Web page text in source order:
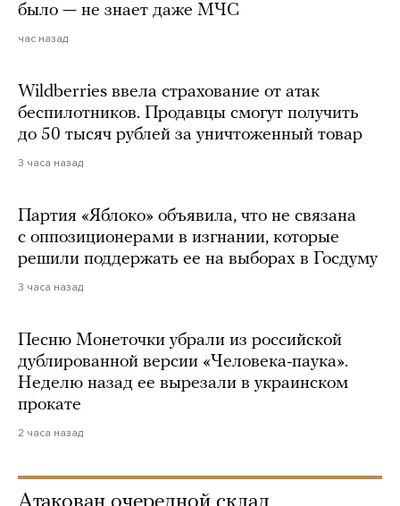
было — не знает даже МЧС
час назад
Wildberries ввела страхование от атак
беспилотников. Продавцы смогут получить
до 50 тысяч рублей за уничтоженный товар
3 часа назад
Партия «Яблоко» объявила, что не связана
с оппозиционерами в изгнании, которые
решили поддержать ее на выборах в Госдуму
3 часа назад
Песню Монеточки убрали из российской
дублированной версии «Человека-паука».
Неделю назад ее вырезали в украинском
прокате
2 часа назад